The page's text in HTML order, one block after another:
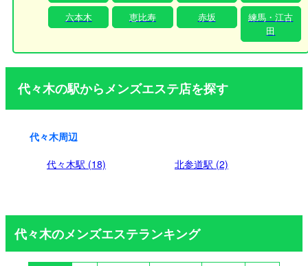
六本木
恵比寿 赤坂
練馬・江古
田
代々木の駅からメンズエステ店を探す
代々木周辺
代々木駅 (18)
北参道駅 (2)
代々木のメンズエステランキング